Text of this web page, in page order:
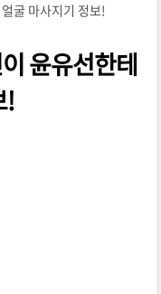
굴 마사지기 정보!
윤유선한테
!